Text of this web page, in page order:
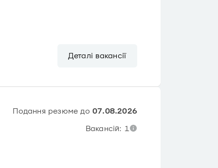
Деталі вакансії
Подання резюме до 07.08.2026
Вакансій: 1